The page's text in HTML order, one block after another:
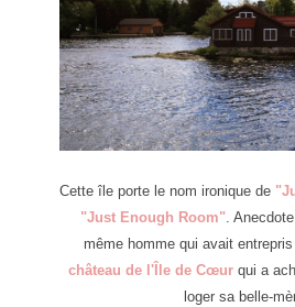
Cette île porte le nom ironique de
"Just Enough Room".
même homme qui avait
château de l'Île de Cœurqui a
loger sa belle-